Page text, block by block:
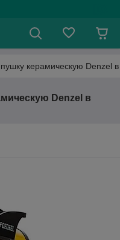
керамическую Denzel
Denzel в